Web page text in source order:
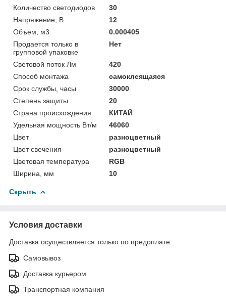
Количество светодиодов
30
Напряжение, В
12
Объем, м3
0.000405
Продается только в
групповой упаковке
Нет
Световой поток Лм
420
Способ монтажа
самоклеящаяся
Срок службы, часы
30000
Степень защиты
20
Страна происхождения
КИТАЙ
Удельная мощность Вт/м
46060
Цвет
разноцветный
Цвет свечения
разноцветный
Цветовая температура
RGB
Ширина, мм
10
Скрыть
Условия доставки
Доставка осуществляется только по предоплате.
Самовывоз
Доставка курьером
Транспортная компания